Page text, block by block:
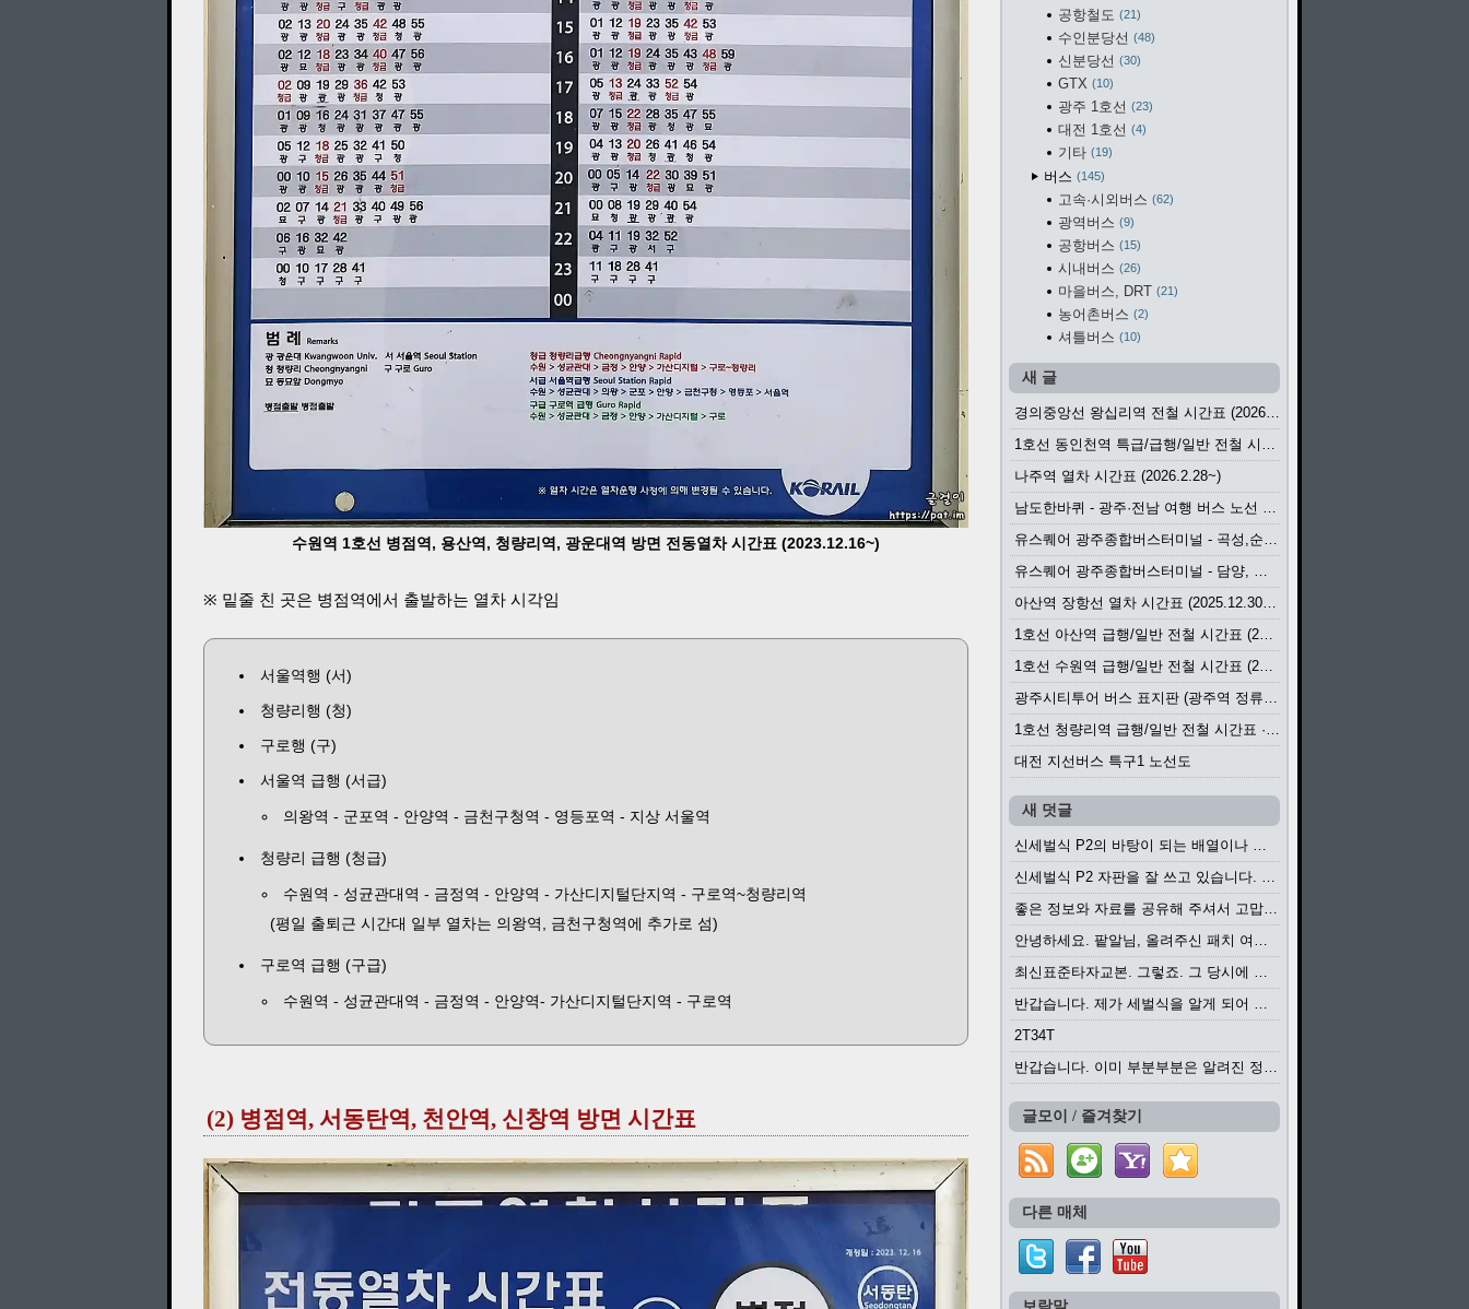
수원역 1호선 병점역, 용산역, 청량리역, 광운대역 방면 전동열차 시간표 (2023.12.16~)
※ 밑줄 친 곳은 병점역에서 출발하는 열차 시각임
서울역행 (서)
청량리행 (청)
구로행 (구)
서울역 급행 (서급)
의왕역 - 군포역 - 안양역 - 금천구청역 - 영등포역 - 지상 서울역
청량리 급행 (청급)
수원역 - 성균관대역 - 금정역 - 안양역 - 가산디지털단지역 - 구로역~청량리역
(평일 출퇴근 시간대 일부 열차는 의왕역, 금천구청역에 추가로 섬)
구로역 급행 (구급)
수원역 - 성균관대역 - 금정역 - 안양역- 가산디지털단지역 - 구로역
(2) 병점역, 서동탄역, 천안역, 신창역 방면 시간표
공항철도 21
수인분당선 48
신분당선 30
GTX 10
광주 1호선 23
대전 1호선 4
기타 19
버스 145
고속·시외버스 62
광역버스 9
공항버스 15
시내버스 26
마을버스, DRT 21
농어촌버스 2
셔틀버스 10
새 글
경의중앙선 왕십리역 전철 시간표 (2026.4.20~)
1호선 동인천역 특급/급행/일반 전철 시간표 (2026.2.28~)
나주역 열차 시간표 (2026.2.28~)
남도한바퀴 - 광주·전남 여행 버스 노선 (2026.3.1~5.31)
유스퀘어 광주종합버스터미널 - 곡성,순천／화순,보성,율포 방면 시외버스 시간표 (2026.1.31)
유스퀘어 광주종합버스터미널 - 담양, 순창, 남원, 무주, 장수, 거창, 대구 방면 시외버스 시간표 (2026...
아산역 장항선 열차 시간표 (2025.12.30 기준) (무궁화호, ITX-마음, 새마을호, 서해금빛열차)
1호선 아산역 급행/일반 전철 시간표 (2025.12.30~)
1호선 수원역 급행/일반 전철 시간표 (2025.12.30~)
광주시티투어 버스 표지판 (광주역 정류장) (2024?)
1호선 청량리역 급행/일반 전철 시간표 · 노선도 (2025.12.30~)
대전 지선버스 특구1 노선도
새 덧글
신세벌식 P2의 바탕이 되는 배열이나 주요 기능...
신세벌식 P2 자판을 잘 쓰고 있습니다. 쓰기 편리...
좋은 정보와 자료를 공유해 주셔서 고맙습니다....
안녕하세요. 팥알님, 올려주신 패치 여러모로 감사...
최신표준타자교본. 그렇죠. 그 당시에 최신 표준...
반갑습니다. 제가 세벌식을 알게 되어 세벌식 써...
2T34T
반갑습니다. 이미 부분부분은 알려진 정보들이...
글모이 / 즐겨찾기
다른 매체